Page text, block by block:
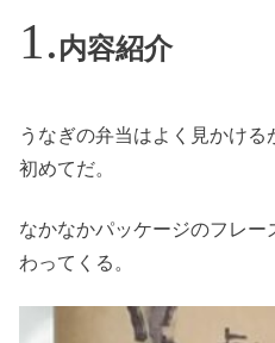
内容紹介
うなぎの弁当はよく見かけ
初めてだ。
なかなかパッケージのフレ
わってくる。